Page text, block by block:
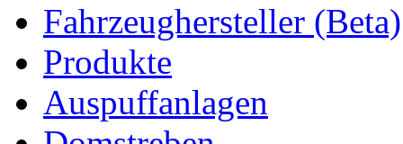
Fahrzeughersteller (Beta)
Produkte
Auspuffanlagen